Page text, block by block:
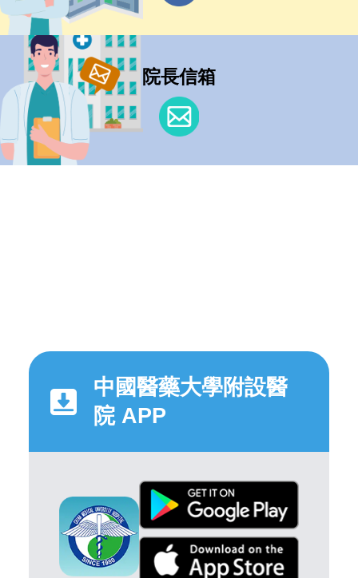
院長信箱
中國醫藥大學附設醫
院 APP